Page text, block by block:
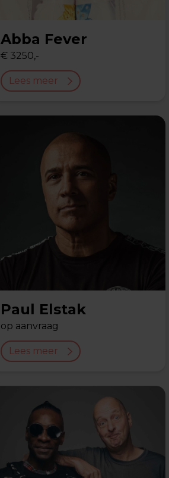
Abba Fever
€ 3250,-
Lees meer
Paul Elstak
op aanvraag
Lees meer